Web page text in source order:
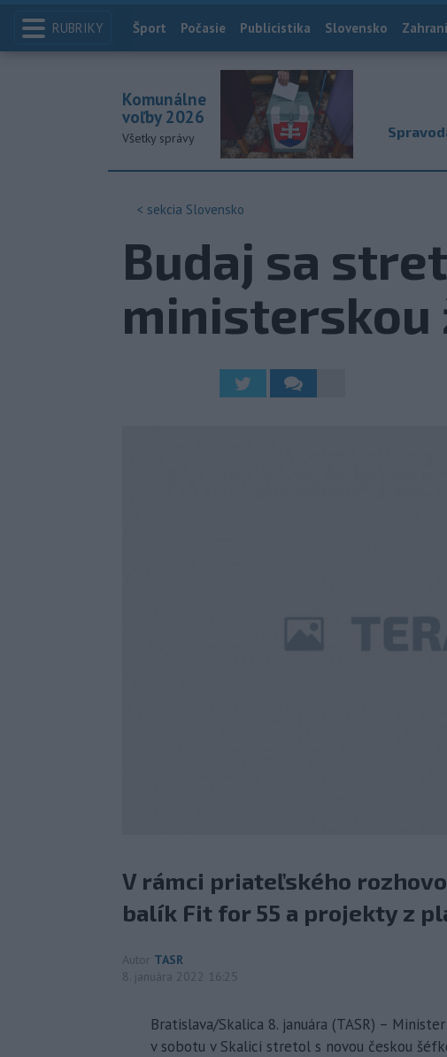
RUBRIKY Index
Šport Počasie Publicistika Slovensko
Komunálne
voľby 2026
Všetky správy
< sekcia Slovensko
Budaj sa
ministerskou
V rámci priateľského
balík Fit for 55 a projekty z
Autor TASR
8. januára 2022 16:25
Bratislava/Skalica 8. januára (TASR) –
v sobotu v Skalici stretol s novou českou